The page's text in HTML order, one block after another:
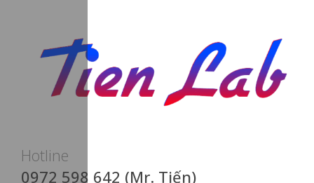
Hotline
0972 598 642 (Mr. Tiến)